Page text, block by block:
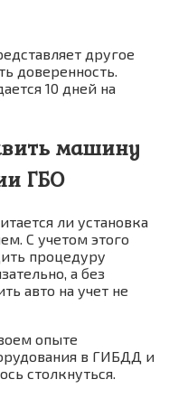
другое
доверенность.
10 дней на
машину
ГБО
ли установка
С учетом этого
процедуру
а без
авто на учет не
опыте
в ГИБДД и
столкнуться.